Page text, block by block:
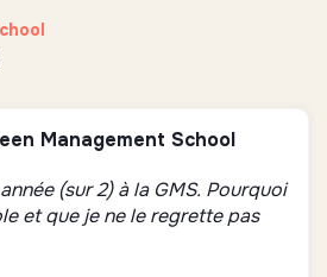
Management School
(sur 2) à la GMS. Pourquoi
et que je ne le regrette pas